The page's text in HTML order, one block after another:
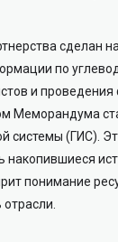
по
и
Меморандума
системы (ГИС).
накопившиеся
понимание